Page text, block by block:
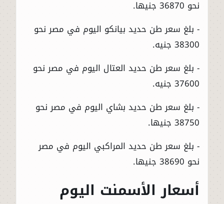
نحو 36870 جنيها.
- بلغ سعر طن حديد بيانكو اليوم في مصر نحو
38300 جنيه.
- بلغ سعر طن حديد العتال اليوم في مصر نحو
37600 جنيه.
- بلغ سعر طن حديد بشاي اليوم في مصر نحو
38750 جنيها.
- بلغ سعر طن حديد المراكبي اليوم في مصر
نحو 38690 جنيها.
أسعار الأسمنت اليوم